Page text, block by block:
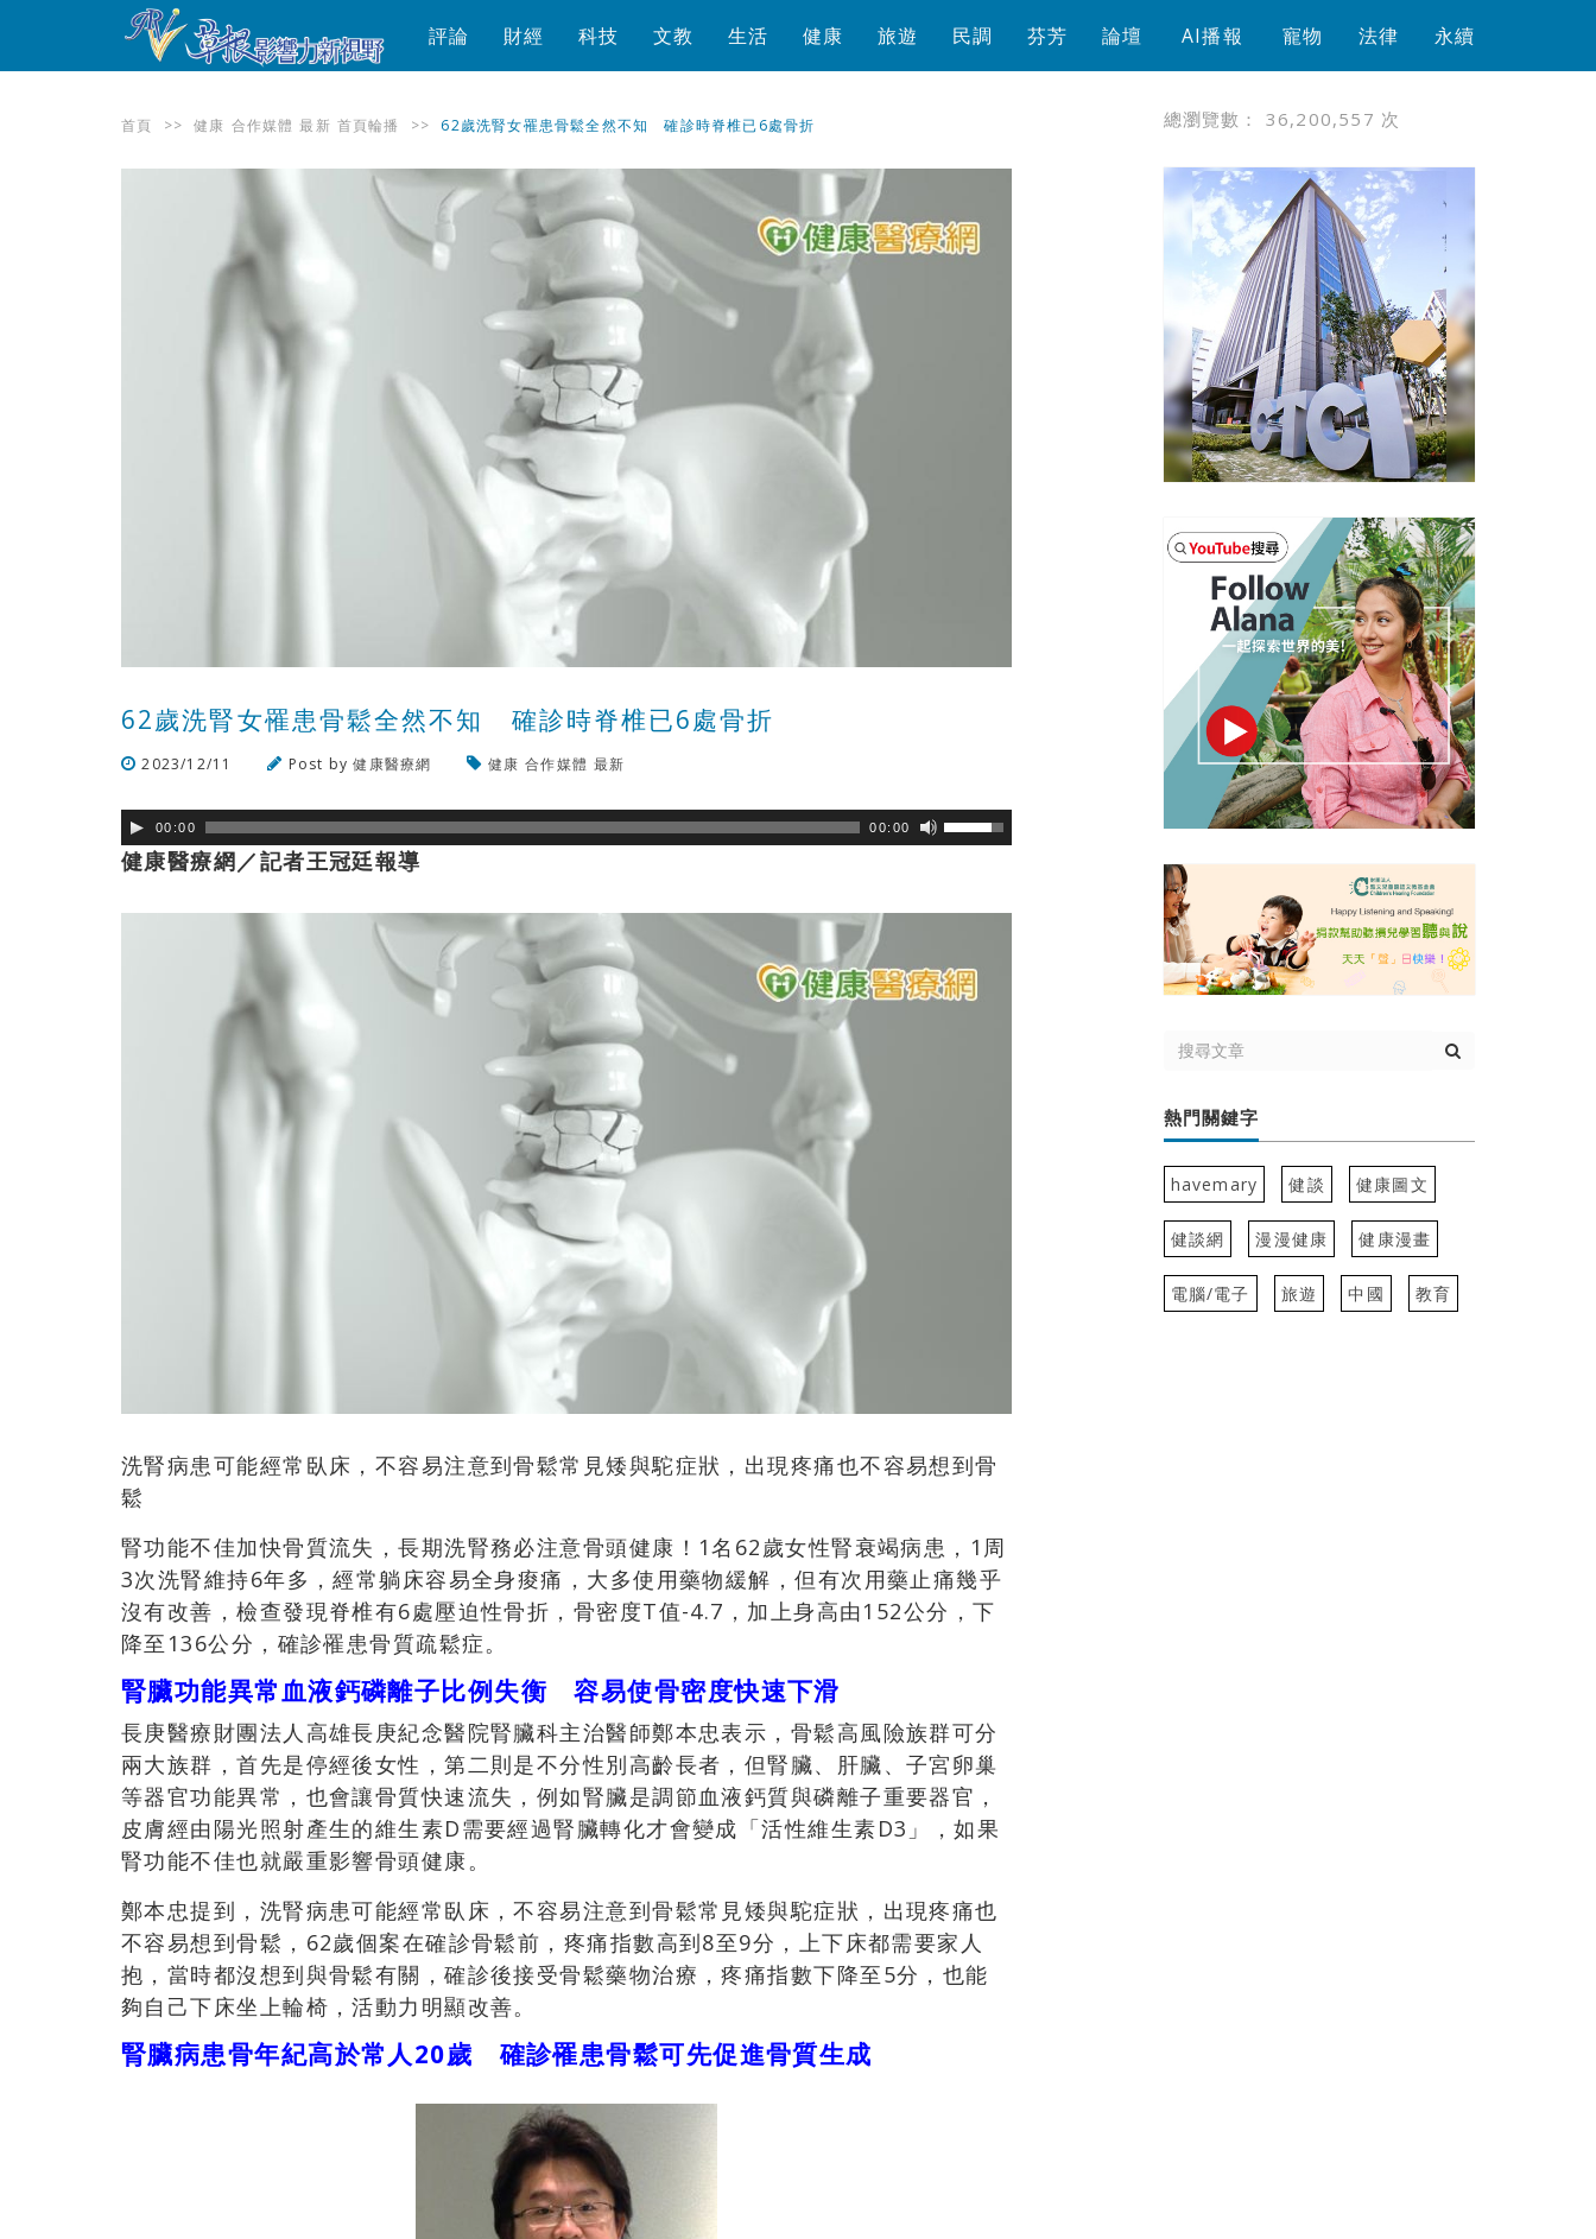
評論 財經 科技 文教 生活 健康 旅遊 民調 芬芳 論壇 AI播報 寵物 法律 永續
首頁 >> 健康 合作媒體 最新 首頁輪播 >> 62歲洗腎女罹患骨鬆全然不知 確診時脊椎已6處骨折
62歲洗腎女罹患骨鬆全然不知 確診時脊椎已6處骨折
2023/12/11 Post by健康醫療網 健康 合作媒體 最新
00:00 00:00
健康醫療網／記者王冠廷報導
洗腎病患可能經常臥床，不容易注意到骨鬆常見矮與駝症狀，出現疼痛也不容易想到骨
鬆
腎功能不佳加快骨質流失，長期洗腎務必注意骨頭健康！1名62歲女性腎衰竭病患，1周
3次洗腎維持6年多，經常躺床容易全身痠痛，大多使用藥物緩解，但有次用藥止痛幾乎
沒有改善，檢查發現脊椎有6處壓迫性骨折，骨密度T值-4.7，加上身高由152公分，下
降至136公分，確診罹患骨質疏鬆症。
腎臟功能異常血液鈣磷離子比例失衡 容易使骨密度快速下滑
長庚醫療財團法人高雄長庚紀念醫院腎臟科主治醫師鄭本忠表示，骨鬆高風險族群可分
兩大族群，首先是停經後女性，第二則是不分性別高齡長者，但腎臟、肝臟、子宮卵巢
等器官功能異常，也會讓骨質快速流失，例如腎臟是調節血液鈣質與磷離子重要器官，
皮膚經由陽光照射產生的維生素D需要經過腎臟轉化才會變成「活性維生素D3」，如果
腎功能不佳也就嚴重影響骨頭健康。
鄭本忠提到，洗腎病患可能經常臥床，不容易注意到骨鬆常見矮與駝症狀，出現疼痛也
不容易想到骨鬆，62歲個案在確診骨鬆前，疼痛指數高到8至9分，上下床都需要家人
抱，當時都沒想到與骨鬆有關，確診後接受骨鬆藥物治療，疼痛指數下降至5分，也能
夠自己下床坐上輪椅，活動力明顯改善。
腎臟病患骨年紀高於常人20歲 確診罹患骨鬆可先促進骨質生成
總瀏覽數： 36,200,557 次
熱門關鍵字
havemary 健談 健康圖文
健談網 漫漫健康 健康漫畫
電腦/電子 旅遊 中國 教育